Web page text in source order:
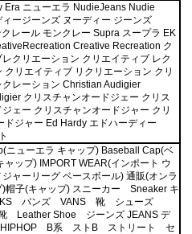
Era ニューエラ NudieJeans Nudie
ージーンズ ヌーディー ジーンズ
レール モンクレー Supra スープラ EK
Creative Recreation ク
レクリエーション クリエイティブ レク
クリエイティブ リクリエーション クリ
クレーション Christian Audigier
クリスチャンオードジェー クリス
ェー クリスチャンオードジャー クリ
ドジャー Ed Hardy エドハーディー
ニューエラ キャップ) Baseball Cap(ベ
ャップ) IMPORT WEAR(インポート ウ
ジャーリーグ ベースボール) 通販(オンラ
)帽子(キャップ) スニーカー Sneaker キ
バンズ VANS 靴 シューズ
Leather Shoe ジーンズ JEANS デ
HIPHOP B系 ストB ストリート セ